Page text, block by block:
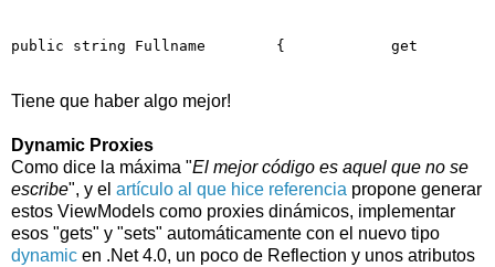
public string Fullname        {
Tiene que haber algo mejor!
Dynamic Proxies
Como dice la máxima "El mejor código es aquel que no se
escribe", y el artículo al que hice referencia propone generar
estos ViewModels como proxies dinámicos, implementar
esos "gets" y "sets" automáticamente con el nuevo tipo
dynamic en .Net 4.0, un poco de Reflection y unos atributos